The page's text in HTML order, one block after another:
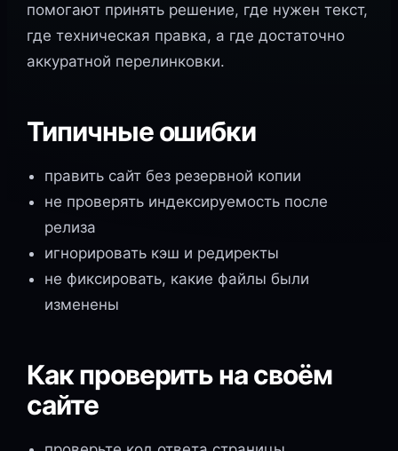
помогают принять решение, где нужен текст,
где техническая правка, а где достаточно
аккуратной перелинковки.
Типичные ошибки
править сайт без резервной копии
не проверять индексируемость после
релиза
игнорировать кэш и редиректы
не фиксировать, какие файлы были
изменены
Как проверить на своём
сайте